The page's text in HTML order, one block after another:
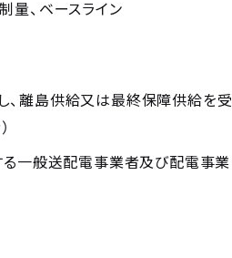
量、ベースライン
、離島供給又は最終保障供給を受
る一般送配電事業者及び配電事業